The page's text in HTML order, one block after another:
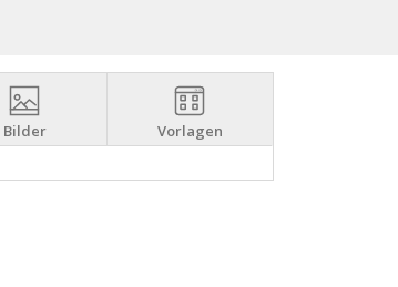
Bilder Vorlagen